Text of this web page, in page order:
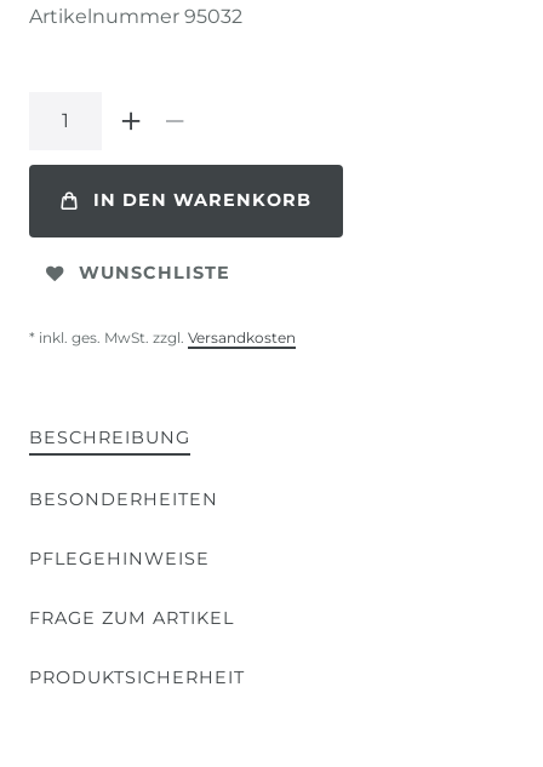
Artikelnummer 95032
IN DEN WARENKORB
WUNSCHLISTE
* inkl. ges. MwSt. zzgl. Versandkosten
BESCHREIBUNG
BESONDERHEITEN
PFLEGEHINWEISE
FRAGE ZUM ARTIKEL
PRODUKTSICHERHEIT